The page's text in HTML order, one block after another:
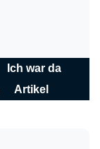
Ich war da
Artikel